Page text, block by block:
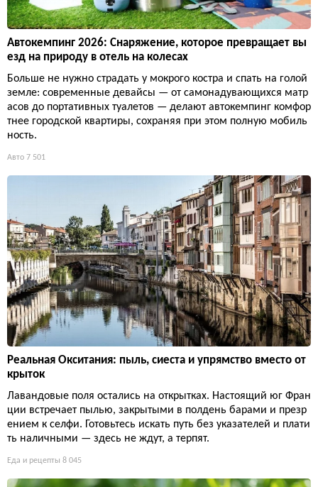
Автокемпинг 2026: Снаряжение, которое превращает вы
езд на природу в отель на колесах
Больше не нужно страдать у мокрого костра и спать на голой
земле: современные девайсы — от самонадувающихся матр
асов до портативных туалетов — делают автокемпинг комфор
тнее городской квартиры, сохраняя при этом полную мобиль
ность.
Авто 7 501
Реальная Окситания: пыль, сиеста и упрямство вместо от
крыток
Лавандовые поля остались на открытках. Настоящий юг Фран
ции встречает пылью, закрытыми в полдень барами и презр
ением к селфи. Готовьтесь искать путь без указателей и плати
ть наличными — здесь не ждут, а терпят.
Еда и рецепты 8 045